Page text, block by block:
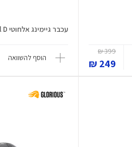
399 ₪
249 ₪
עכבר גיימינג אלחוטי Model D
הוסף להשוואה